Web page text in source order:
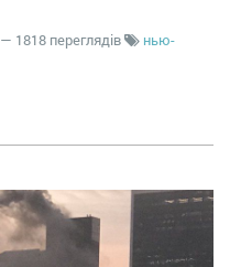
— 1818 переглядів
нью-